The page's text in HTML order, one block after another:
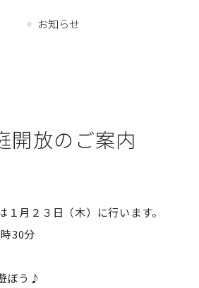
お知らせ
開放のご案内
１月２３日（木）に行います。
30分
ぼう♪